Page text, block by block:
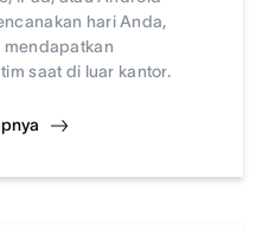
hari Anda,
saat di luar kantor.